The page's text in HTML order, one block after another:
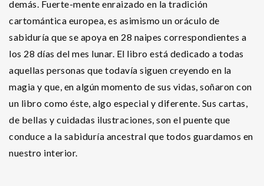
demás. Fuerte-mente enraizado en la tradición
cartomántica europea, es asimismo un oráculo de
sabiduría que se apoya en 28 naipes correspondientes a
los 28 días del mes lunar. El libro está dedicado a todas
aquellas personas que todavía siguen creyendo en la
magia y que, en algún momento de sus vidas, soñaron con
un libro como éste, algo especial y diferente. Sus cartas,
de bellas y cuidadas ilustraciones, son el puente que
conduce a la sabiduría ancestral que todos guardamos en
nuestro interior.